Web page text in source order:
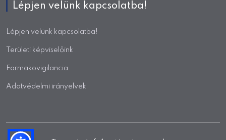
Lépjen velünk kapcsolatba!
Lépjen velünk kapcsolatba!
Területi képviselőink
Farmakovigilancia
Adatvédelmi irányelvek